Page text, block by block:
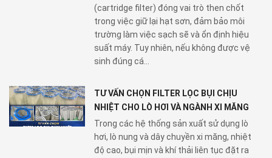
(cartridge filter) đóng vai trò then chốt
trong việc giữ lại hạt sơn, đảm bảo môi
trường làm việc sạch sẽ và ổn định hiệu
suất máy. Tuy nhiên, nếu không được vệ
sinh đúng cá...
TƯ VẤN CHỌN FILTER LỌC BỤI CHỊU
NHIỆT CHO LÒ HƠI VÀ NGÀNH XI MĂNG
Trong các hệ thống sản xuất sử dụng lò
hơi, lò nung và dây chuyền xi măng, nhiệt
độ cao, bụi mịn và khí thải liên tục đặt ra